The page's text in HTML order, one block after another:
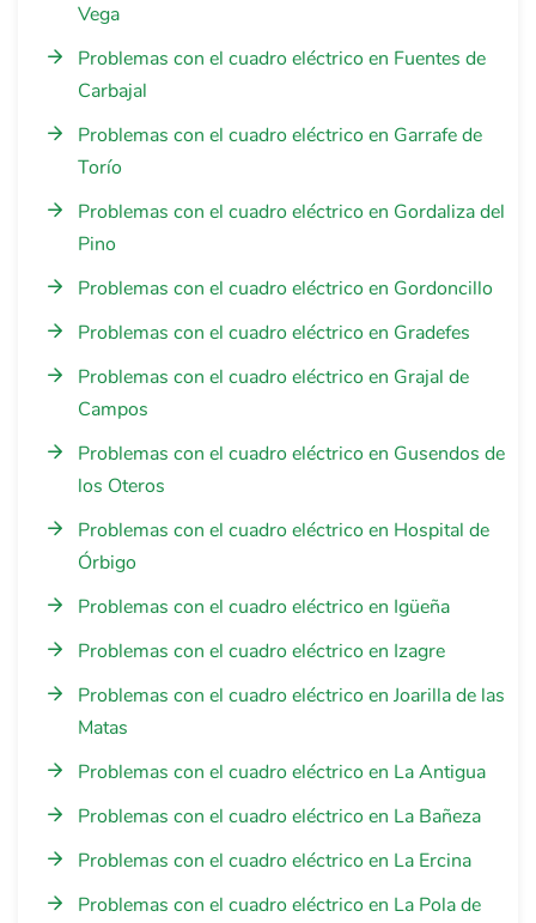
Vega
Problemas con el cuadro eléctrico en Fuentes de
Carbajal
Problemas con el cuadro eléctrico en Garrafe de
Torío
Problemas con el cuadro eléctrico en Gordaliza del
Pino
Problemas con el cuadro eléctrico en Gordoncillo
Problemas con el cuadro eléctrico en Gradefes
Problemas con el cuadro eléctrico en Grajal de
Campos
Problemas con el cuadro eléctrico en Gusendos de
los Oteros
Problemas con el cuadro eléctrico en Hospital de
Órbigo
Problemas con el cuadro eléctrico en Igüeña
Problemas con el cuadro eléctrico en Izagre
Problemas con el cuadro eléctrico en Joarilla de las
Matas
Problemas con el cuadro eléctrico en La Antigua
Problemas con el cuadro eléctrico en La Bañeza
Problemas con el cuadro eléctrico en La Ercina
Problemas con el cuadro eléctrico en La Pola de